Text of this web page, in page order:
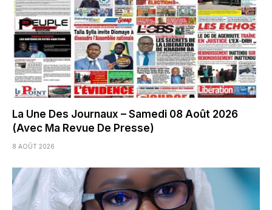
La Une Des Journaux – Samedi 08 Août 2026
(Avec Ma Revue De Presse)
8 AOÛT 2026